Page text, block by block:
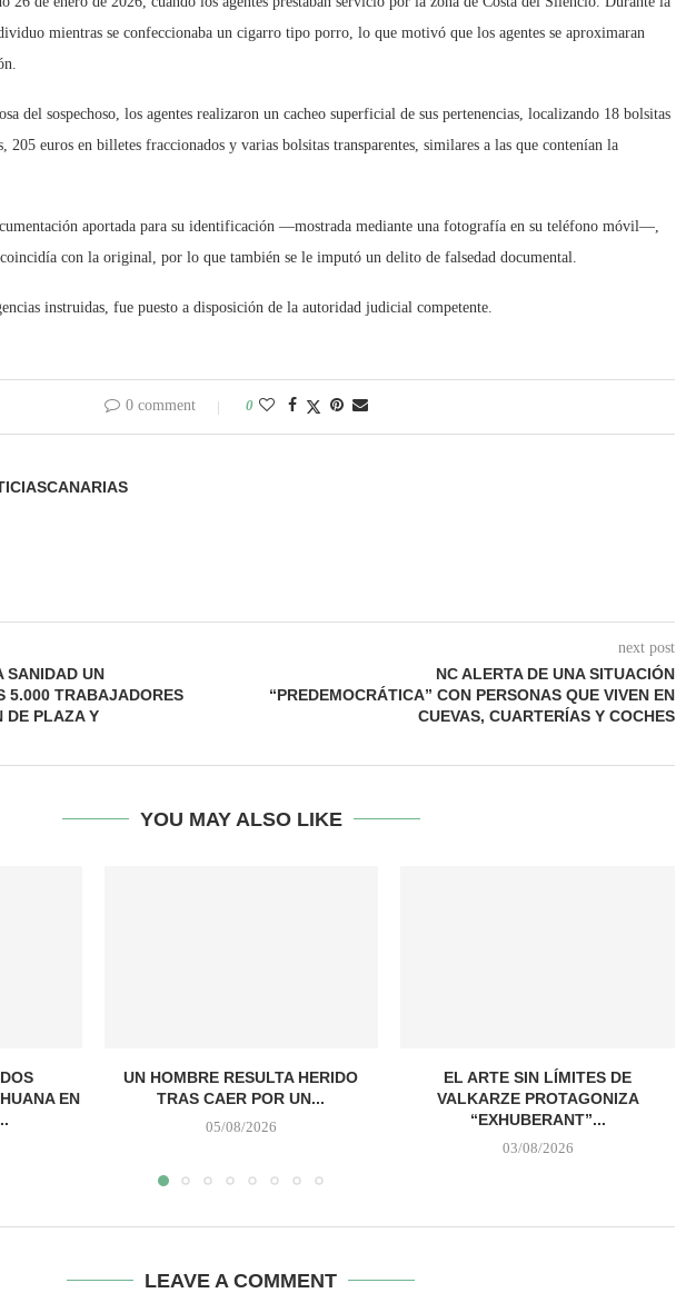
mientras se confeccionaba un cigarro tipo porro, lo que motivó que los agentes se aproximaran
del sospechoso, los agentes realizaron un cacheo superficial de sus pertenencias, localizando 18 bolsitas
205 euros en billetes fraccionados y varias bolsitas transparentes, similares a las que contenían la
aportada para su identificación —mostrada mediante una fotografía en su teléfono móvil—,
con la original, por lo que también se le imputó un delito de falsedad documental.
instruidas, fue puesto a disposición de la autoridad judicial competente.
0 comment 0
SANIDAD UN
5.000 TRABAJADORES
DE PLAZA Y
next post
NC ALERTA DE UNA SITUACIÓN
“PREDEMOCRÁTICA” CON PERSONAS QUE VIVEN EN
CUEVAS, CUARTERÍAS Y COCHES
YOU MAY ALSO LIKE
EN
UN HOMBRE RESULTA HERIDO
TRAS CAER POR UN...
05/08/2026
EL ARTE SIN LÍMITES DE
VALKARZE PROTAGONIZA
“EXHUBERANT”...
03/08/2026
LEAVE A COMMENT